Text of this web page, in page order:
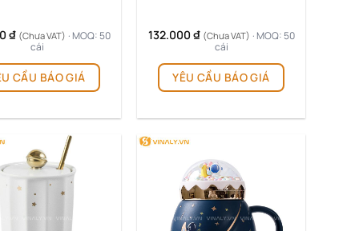
₫ (Chưa VAT) · MOQ: 50
cái
CẦU BÁO GIÁ
132.000 ₫ (Chưa VAT) · MOQ: 50
cái
YÊU CẦU BÁO GIÁ